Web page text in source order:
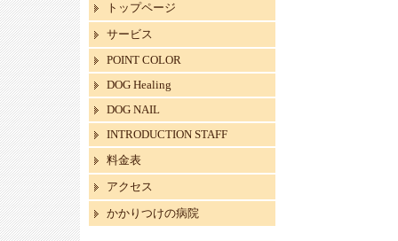
トップページ
サービス
POINT COLOR
DOG Healing
DOG NAIL
INTRODUCTION STAFF
料金表
アクセス
かかりつけの病院